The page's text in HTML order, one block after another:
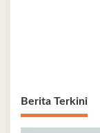
Berita Terkini